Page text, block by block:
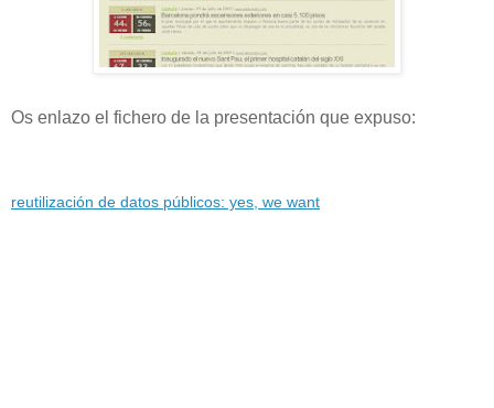
Os enlazo el fichero de la presentación que expuso:
reutilización de datos públicos: yes, we want